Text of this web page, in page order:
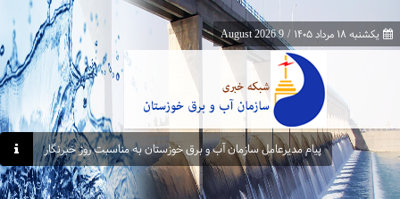
یکشنبه ۱۸ مرداد ۱۴۰۵ /
9 August 2026
پیام مدیرعامل سازمان آب و برق خوزستان به مناسبت روز خبرنگار